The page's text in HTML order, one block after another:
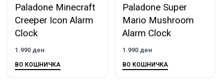
Paladone Minecraft
Creeper Icon Alarm
Clock
1.990 ден
ВО КОШНИЧКА
Paladone Super
Mario Mushroom
Alarm Clock
1.990 ден
ВО КОШНИЧКА